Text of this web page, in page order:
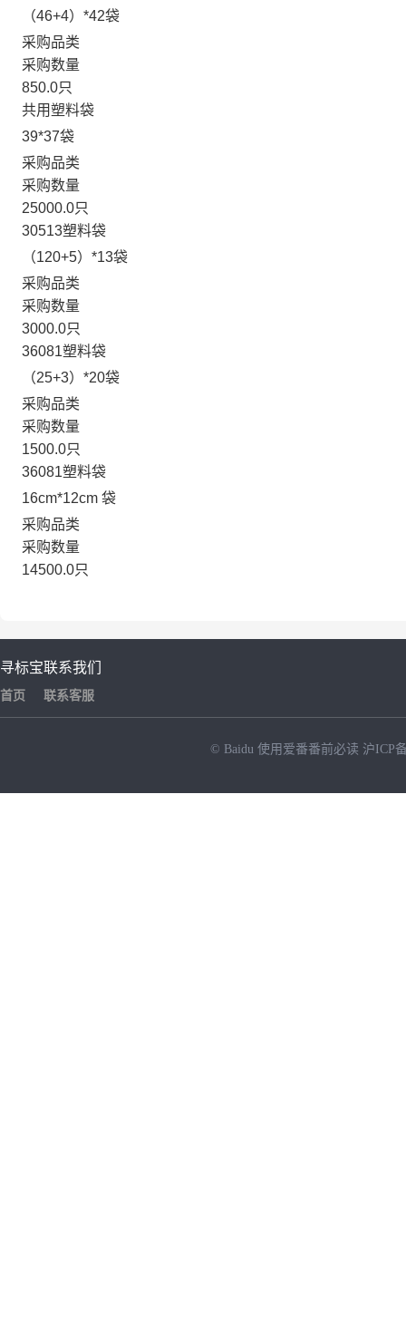
（46+4）*42袋
采购品类
采购数量
850.0只
共用塑料袋
39*37袋
采购品类
采购数量
25000.0只
30513塑料袋
（120+5）*13袋
采购品类
采购数量
3000.0只
36081塑料袋
（25+3）*20袋
采购品类
采购数量
1500.0只
36081塑料袋
16cm*12cm 袋
采购品类
采购数量
14500.0只
寻标宝
首页
联系我们
联系客服
© Baidu 使用爱番番前必读 沪ICP